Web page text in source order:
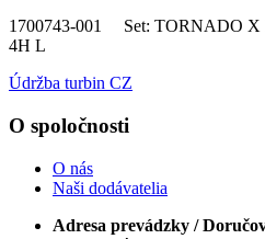
1700743-001 Set: TORNADO X
4H L
Údržba turbin CZ
O spoločnosti
O nás
Naši dodávatelia
Adresa prevádzky /